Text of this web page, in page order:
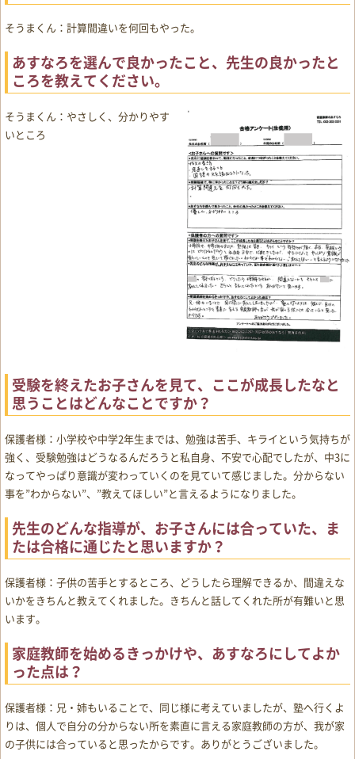
そうまくん：計算間違いを何回もやった。
あすなろを選んで良かったこと、先生の良かったと
ころを教えてください。
そうまくん：やさしく、分かりやす
いところ
受験を終えたお子さんを見て、ここが成長したなと
思うことはどんなことですか？
保護者様：小学校や中学2年生までは、勉強は苦手、キライという気持ちが
強く、受験勉強はどうなるんだろうと私自身、不安で心配でしたが、中3に
なってやっぱり意識が変わっていくのを見ていて感じました。分からない
事を”わからない”、”教えてほしい”と言えるようになりました。
先生のどんな指導が、お子さんには合っていた、ま
たは合格に通じたと思いますか？
保護者様：子供の苦手とするところ、どうしたら理解できるか、間違えな
いかをきちんと教えてくれました。きちんと話してくれた所が有難いと思
います。
家庭教師を始めるきっかけや、あすなろにしてよか
った点は？
保護者様：兄・姉もいることで、同じ様に考えていましたが、塾へ行くよ
りは、個人で自分の分からない所を素直に言える家庭教師の方が、我が家
の子供には合っていると思ったからです。ありがとうございました。